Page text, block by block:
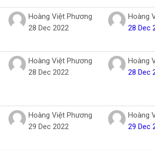
Hoàng Việt Phương
28 Dec 2022
Hoàng
28 Dec
Hoàng Việt Phương
28 Dec 2022
Hoàng
28 Dec
Hoàng Việt Phương
29 Dec 2022
Hoàng
29 Dec